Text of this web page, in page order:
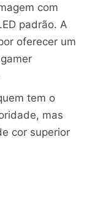
com
padrão. A
oferecer um
tem o
mas
cor superior